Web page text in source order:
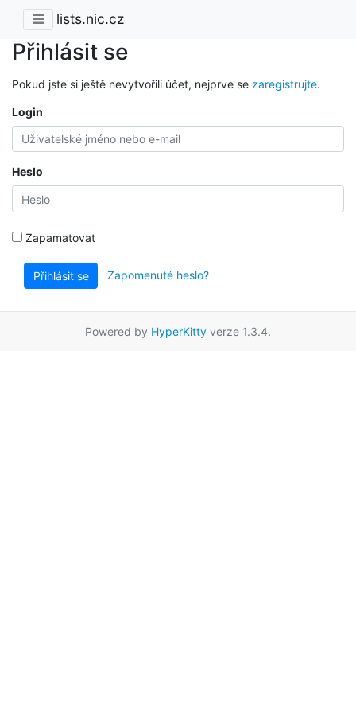
lists.nic.cz
Přihlásit se
Pokud jste si ještě nevytvořili účet, nejprve se zaregistrujte.
Login
Heslo
Zapamatovat
Přihlásit se Zapomenuté heslo?
Powered by HyperKitty verze 1.3.4.